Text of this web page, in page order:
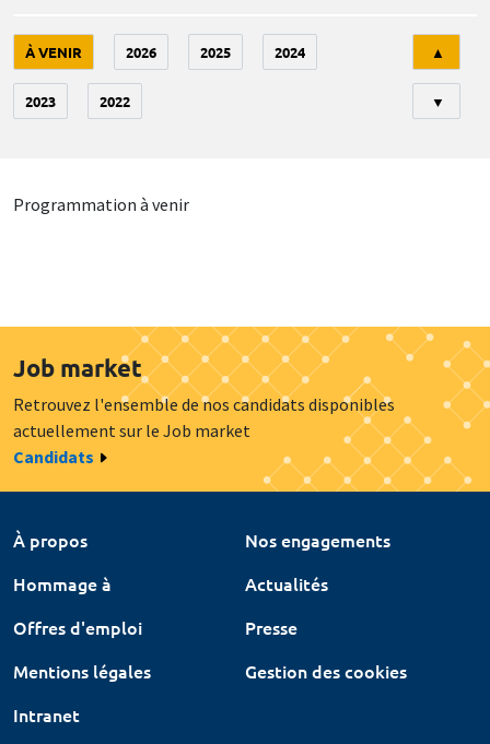
À VENIR 2026 2025 2024
2023 2022
▲
▼
Programmation à venir
Job market
Retrouvez l'ensemble de nos candidats disponibles
actuellement sur le Job market
Candidats
À propos
Nos engagements
Hommage à
Actualités
Offres d'emploi
Presse
Mentions légales
Gestion des cookies
Intranet